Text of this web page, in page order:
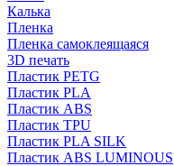
Калька
Пленка
Пленка самоклеящаяся
3D печать
Пластик PETG
Пластик PLA
Пластик ABS
Пластик TPU
Пластик PLA SILK
Пластик ABS LUMINOUS